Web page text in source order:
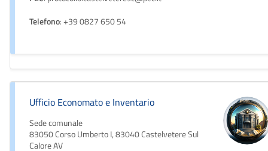
Telefono: +39 0827 650 54
Ufficio Economato e Inventario
Sede comunale
83050 Corso Umberto I, 83040 Castelvetere Sul
Calore AV